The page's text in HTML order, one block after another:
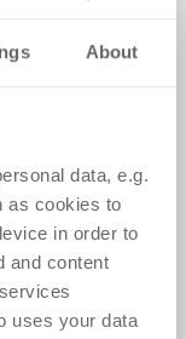
About
data, e.g.
as cookies to
in order to
and content
uses your data
...